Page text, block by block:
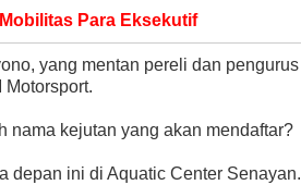
Para Eksekutif
yang mentan pereli dan pengurus
Motorsport.
nama kejutan yang akan mendaftar?
depan ini di Aquatic Center Senayan.